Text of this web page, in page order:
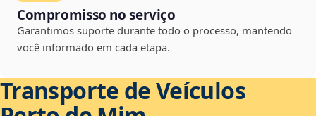
Compromisso no serviço
Garantimos suporte durante todo o processo, mantendo
você informado em cada etapa.
Transporte de Veículos